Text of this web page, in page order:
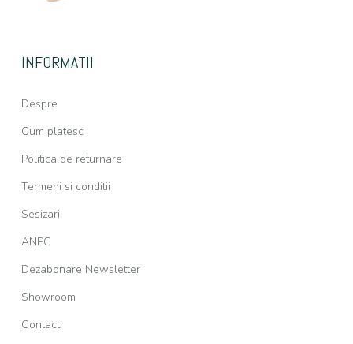
INFORMATII
Despre
Cum platesc
Politica de returnare
Termeni si conditii
Sesizari
ANPC
Dezabonare Newsletter
Showroom
Contact